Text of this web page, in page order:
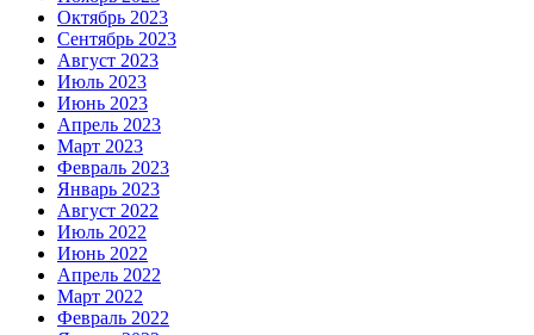
Октябрь 2023
Сентябрь 2023
Август 2023
Июль 2023
Июнь 2023
Апрель 2023
Март 2023
Февраль 2023
Январь 2023
Август 2022
Июль 2022
Июнь 2022
Апрель 2022
Март 2022
Февраль 2022